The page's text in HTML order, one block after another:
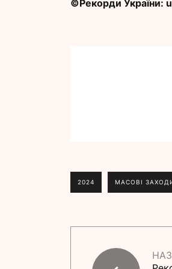
©Рекорди України:
2024 МАСОВІ